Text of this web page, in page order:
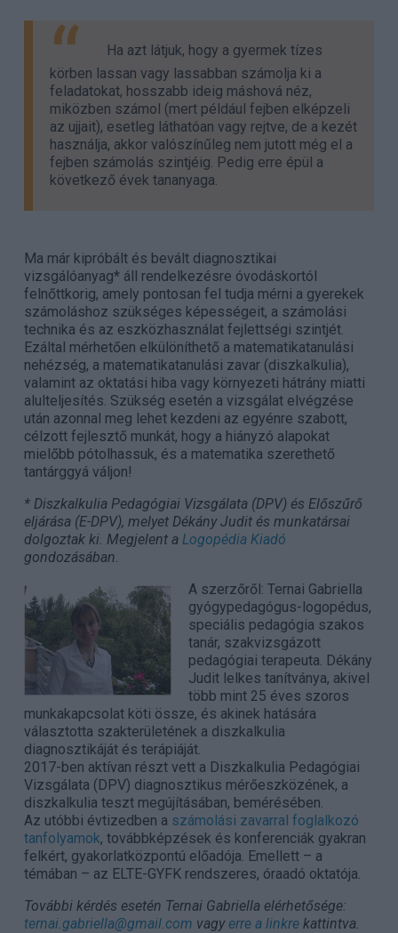
Ha azt látjuk, hogy a gyermek tízes
körben lassan vagy lassabban számolja ki a
feladatokat, hosszabb ideig máshová néz,
miközben számol (mert például fejben elképzeli
az ujjait), esetleg láthatóan vagy rejtve, de a kezét
használja, akkor valószínűleg nem jutott még el a
fejben számolás szintjéig. Pedig erre épül a
következő évek tananyaga.
Ma már kipróbált és bevált diagnosztikai
vizsgálóanyag* áll rendelkezésre óvodáskortól
felnőttkorig, amely pontosan fel tudja mérni a gyerekek
számoláshoz szükséges képességeit, a számolási
technika és az eszközhasználat fejlettségi szintjét.
Ezáltal mérhetően elkülöníthető a matematikatanulási
nehézség, a matematikatanulási zavar (diszkalkulia),
valamint az oktatási hiba vagy környezeti hátrány miatti
alulteljesítés. Szükség esetén a vizsgálat elvégzése
után azonnal meg lehet kezdeni az egyénre szabott,
célzott fejlesztő munkát, hogy a hiányzó alapokat
mielőbb pótolhassuk, és a matematika szerethető
tantárggyá váljon!
* Diszkalkulia Pedagógiai Vizsgálata (DPV) és Előszűrő
eljárása (E-DPV), melyet Dékány Judit és munkatársai
dolgoztak ki. Megjelent a Logopédia Kiadó
gondozásában.
A szerzőről: Ternai Gabriella
gyógypedagógus-logopédus,
speciális pedagógia szakos
tanár, szakvizsgázott
pedagógiai terapeuta. Dékány
Judit lelkes tanítványa, akivel
több mint 25 éves szoros
munkakapcsolat köti össze, és akinek hatására
választotta szakterületének a diszkalkulia
diagnosztikáját és terápiáját.
2017-ben aktívan részt vett a Diszkalkulia Pedagógiai
Vizsgálata (DPV) diagnosztikus mérőeszközének, a
diszkalkulia teszt megújításában, bemérésében.
Az utóbbi évtizedben a számolási zavarral foglalkozó
tanfolyamok, továbbképzések és konferenciák gyakran
felkért, gyakorlatközpontú előadója. Emellett – a
témában – az ELTE-GYFK rendszeres, óraadó oktatója.
További kérdés esetén Ternai Gabriella elérhetősége:
ternai.gabriella@gmail.com vagy erre a linkrekattintva.